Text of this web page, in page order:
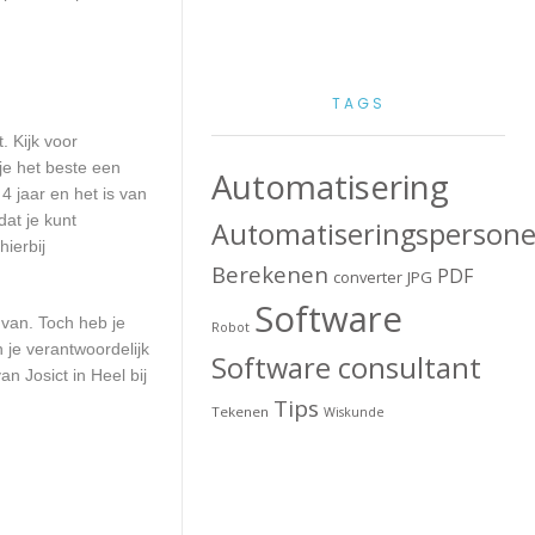
Kijk voor
het beste een
jaar en het is van
je kunt
Toch heb je
je verantwoordelijk
Josict in Heel bij
TAGS
Automatisering
Berekenen converter JPG PDF
Robot Software
Software consultant
Tekenen Tips Wiskunde